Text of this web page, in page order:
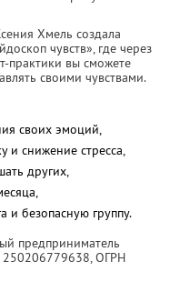
Хмель создала
чувств», где через
практики вы сможете
своими чувствами.
своих эмоций,
и снижение стресса,
других,
и безопасную группу.
предприниматель
, ОГРН